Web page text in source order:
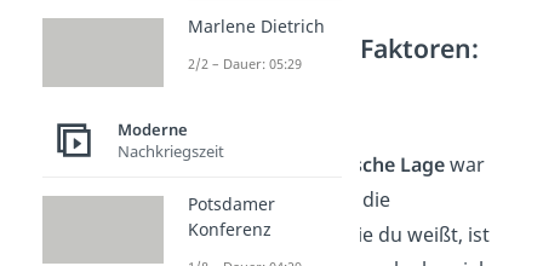
Geographische Faktoren:
Rohstoffe und
Englands geographische Lagewar
ebenfalls günstig für die
Industrialisierung. Wie du weißt, ist
Marlene Dietrich
2/2 – Dauer: 05:29
Moderne
Nachkriegszeit
Potsdamer
Konferenz